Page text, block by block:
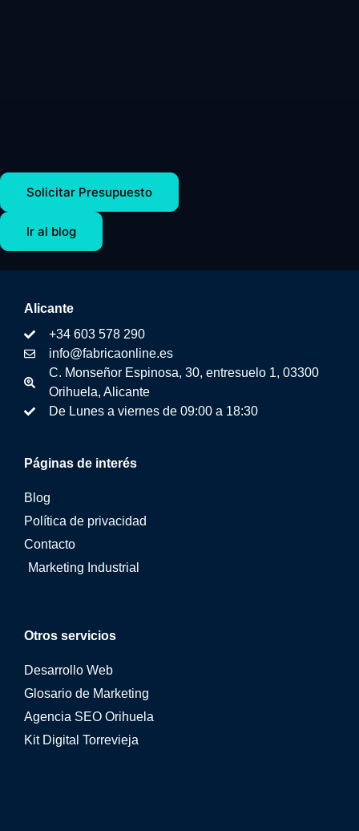
Solicitar Presupuesto
Ir al blog
Otros servicios
Desarrollo Web
Glosario de Marketing
Agencia SEO Orihuela
Kit Digital Torrevieja
Páginas de interés
Blog
Política de privacidad
Contacto
Marketing Industrial
Alicante
+34 603 578 290
info@fabricaonline.es
C. Monseñor Espinosa, 30, entresuelo 1, 03300
Orihuela, Alicante
De Lunes a viernes de 09:00 a 18:30